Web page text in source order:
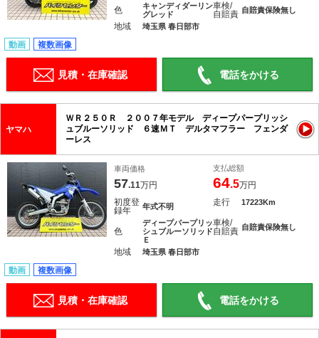
色
キャンディダーリン
グレッド
車検/
自賠責 自賠責保険無し
地域 埼玉県 春日部市
動画 複数画像
見積・在庫確認 電話をかける
ヤマハ
ＷＲ２５０Ｒ ２００７年モデル ディープパープリッシ
ュブルーソリッド ６速ＭＴ デルタマフラー フェンダ
ーレス
車両価格
57.11万円
支払総額
64.5万円
初度登
録年
年式不明 走行 17223Km
色
ディープパープリッ
シュブルーソリッド
Ｅ
車検/
自賠責 自賠責保険無し
地域 埼玉県 春日部市
動画 複数画像
見積・在庫確認 電話をかける